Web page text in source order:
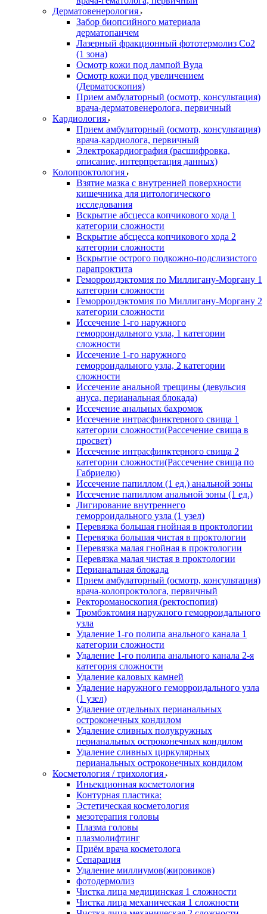
Дерматовенерология
Забор биопсийного материала
дерматопанчем
Лазерный фракционный фототермолиз Со2
(1 зона)
Осмотр кожи под лампой Вуда
Осмотр кожи под увеличением
(Дерматоскопия)
Прием амбулаторный (осмотр, консультация)
врача-дерматовенеролога, первичный
Кардиология
Прием амбулаторный (осмотр, консультация)
врача-кардиолога, первичный
Электрокардиография (расшифровка,
описание, интерпретация данных)
Колопроктология
Взятие мазка с внутренней поверхности
кишечника для цитологического
исследования
Вскрытие абсцесса копчикового хода 1
категории сложности
Вскрытие абсцесса копчикового хода 2
категории сложности
Вскрытие острого подкожно-подслизистого
парапроктита
Геморроидэктомия по Миллигану-Моргану 1
категории сложности
Геморроидэктомия по Миллигану-Моргану 2
категории сложности
Иссечение 1-го наружного
геморроидального узла, 1 категории
сложности
Иссечение 1-го наружного
геморроидального узла, 2 категории
сложности
Иссечение анальной трещины (девульсия
ануса, перианальная блокада)
Иссечение анальных бахромок
Иссечение интрасфинктерного свища 1
категории сложности(Рассечение свища в
просвет)
Иссечение интрасфинктерного свища 2
категории сложности(Рассечение свища по
Габриелю)
Иссечение папиллом (1 ед.) анальной зоны
Иссечение папиллом анальной зоны (1 ед.)
Лигирование внутреннего
геморроидального узла (1 узел)
Перевязка большая гнойная в проктологии
Перевязка большая чистая в проктологии
Перевязка малая гнойная в проктологии
Перевязка малая чистая в проктологии
Перианальная блокада
Прием амбулаторный (осмотр, консультация)
врача-колопроктолога, первичный
Ректороманоскопия (ректоспопия)
Тромбэктомия наружного геморроидального
узла
Удаление 1-го полипа анального канала 1
категории сложности
Удаление 1-го полипа анального канала 2-я
категория сложности
Удаление каловых камней
Удаление наружного геморроидального узла
(1 узел)
Удаление отдельных перианальных
остроконечных кондилом
Удаление сливных полукружных
перианальных остроконечных кондилом
Удаление сливных циркулярных
перианальных остроконечных кондилом
Косметология / трихология
Иньекционная косметология
Контурная пластика:
Эстетическая косметология
мезотерапия головы
Плазма головы
плазмолифтинг
Приём врача косметолога
Сепарация
Удаление миллиумов(жировиков)
фотодермолиз
Чистка лица медицинская 1 сложности
Чистка лица механическая 1 сложности